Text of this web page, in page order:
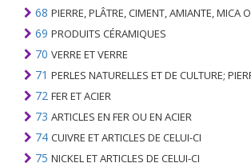
68 PIERRE, PLÂTRE, CIMENT, AMIANTE, MICA OU MATÉRIEL
69 PRODUITS CÉRAMIQUES
70 VERRE ET VERRE
71 PERLES NATURELLES ET DE CULTURE; PIERRES PRÉCIEUSES, SEMI-PRÉCIEUSES; MÉTAUX PRÉCIEUX, PLAQUÉS OU DOUBLÉS DE MÉTAUX PRÉCIEUX ET OUVRAGES
72 FER ET ACIER
73 ARTICLES EN FER OU EN ACIER
74 CUIVRE ET ARTICLES DE CELUI-CI
75 NICKEL ET ARTICLES DE CELUI-CI